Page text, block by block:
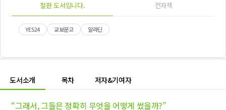
절판 도서입니다. 전자책
YES24 교보문고 알라딘
도서소개 목차 저자&기여자
“그래서, 그들은 정확히 무엇을 어떻게 썼을까?”